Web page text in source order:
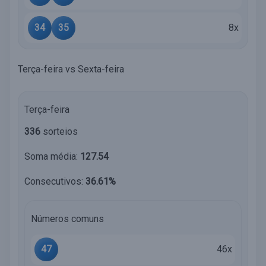
34 35 8x
Terça-feira vs Sexta-feira
Terça-feira
336 sorteios
Soma média: 127.54
Consecutivos: 36.61%
Números comuns
47 46x